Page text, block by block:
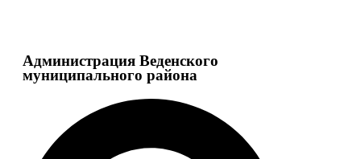
Администрация Веденского
муниципального района